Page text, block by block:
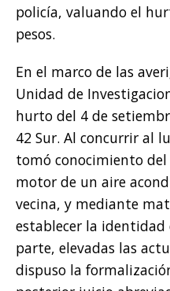
policía, valuando el
pesos.
En el marco de las
Unidad de
hurto del 4 de
42 Sur. Al concurrir al
tomó conocimiento
motor de un aire
vecina, y mediante
establecer la identidad
parte, elevadas las
dispuso la